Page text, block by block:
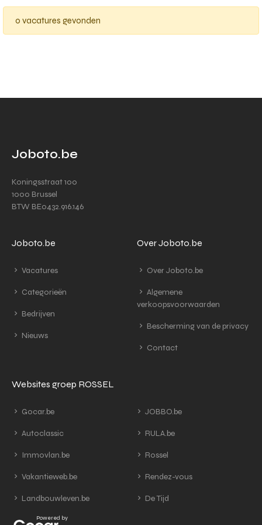
0 vacatures gevonden
Joboto.be
Koningsstraat 100
1000 Brussel
BTW BE0432.916.146
Joboto.be
Vacatures
Categorieën
Bedrijven
Nieuws
Over Joboto.be
Over Joboto.be
Algemene
verkoopsvoorwaarden
Bescherming van de privacy
Contact
Websites groep ROSSEL
Gocar.be
Autoclassic
Immovlan.be
Vakantieweb.be
Landbouwleven.be
JOBBO.be
RULA.be
Rossel
Rendez-vous
De Tijd
Powered by